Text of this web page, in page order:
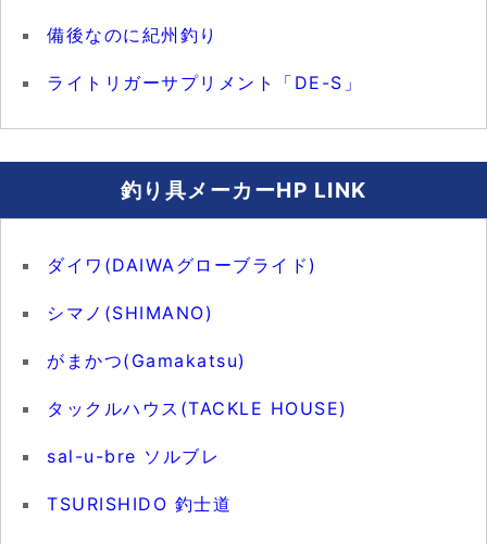
備後なのに紀州釣り
ライトリガーサプリメント「DE-S」
釣り具メーカーHP LINK
ダイワ(DAIWAグローブライド)
シマノ(SHIMANO)
がまかつ(Gamakatsu)
タックルハウス(TACKLE HOUSE)
sal-u-bre ソルブレ
TSURISHIDO 釣士道